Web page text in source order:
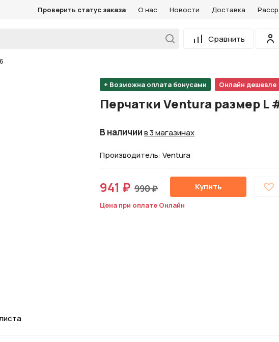
Проверить статус заказа О нас Новости Доставка
Сравнить
+ Возможна оплата бонусами Онлайн дешевле
Перчатки Ventura размер L
В наличиив 3 магазинах
Производитель: Ventura
941 ₽ 990 ₽ Купить
Цена при оплате Онлайн